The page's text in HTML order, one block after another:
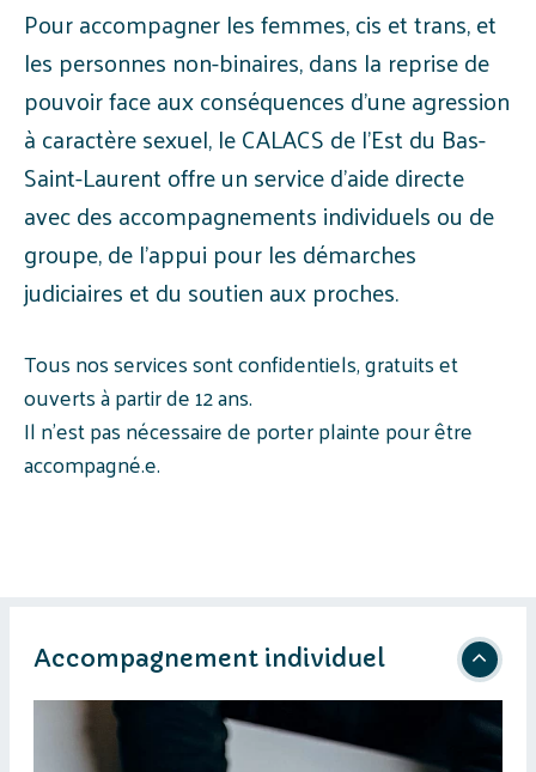
Pour accompagnerles femmes, cis et trans, et
les personnes non-binaires, dans la reprise de
pouvoir face aux conséquences d’une agression
à caractère sexuel, le CALACS de l’Est du Bas-
Saint-Laurent offre un service d’aide directe
avec des accompagnements individuels ou de
groupe, de l’appui pour les démarches
judiciaires et du soutien aux proches.
Tous nos services sont confidentiels, gratuits et
ouverts à partir de 12 ans.
Il n’est pas nécessaire de porter plainte pour être
accompagné.e.
Accompagnement individuel